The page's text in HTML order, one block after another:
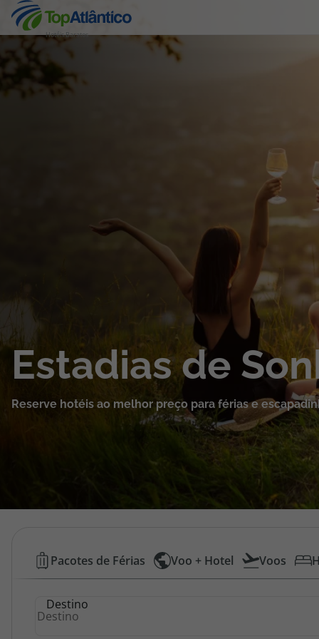
Hotéis Baratos
Destinos
Pacotes de Férias
Cruzeiros
Promoções
Área de Cliente
Estadias de
Reserve hotéis ao melhor preço para férias e
Hotéis
Baratos
Pacotes de Férias Voo + Hotel Voos
Destino